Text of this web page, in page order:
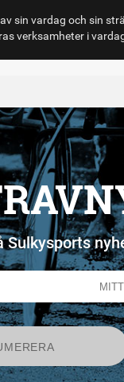
sin vardag och sin
verksamheter i
Sulkysports